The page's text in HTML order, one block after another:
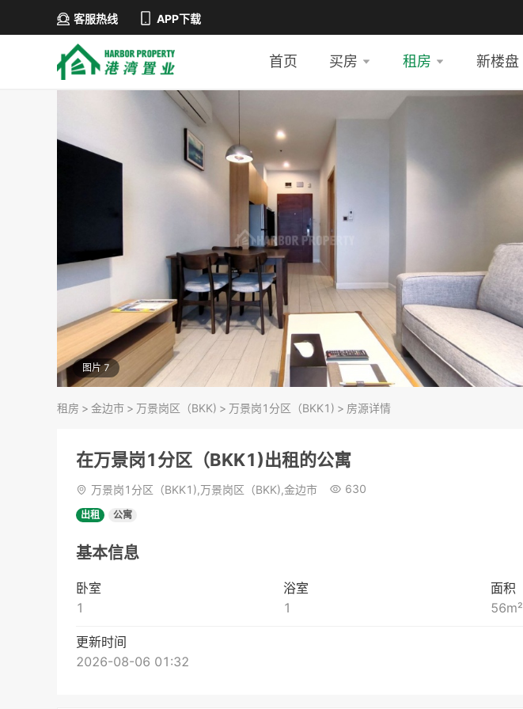
客服热线 APP下载
首页 买房 租房 新楼盘
图片 7
租房 > 金边市 > 万景岗区（BKK) > 万景岗1分区（BKK1) > 房源详情
在万景岗1分区（BKK1)出租的公寓
万景岗1分区（BKK1),万景岗区（BKK),金边市 630
出租 公寓
基本信息
卧室
1
浴室
1
面积
56m²
更新时间
2026-08-06 01:32